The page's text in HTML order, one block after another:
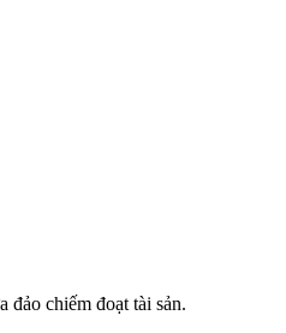
chiếm đoạt tài sản.